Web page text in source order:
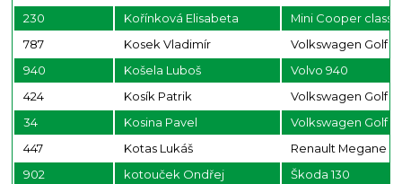
230
Kořínková Elisabeta
Mini Cooper classic
787
Kosek Vladimír
Volkswagen Golf 4
940
Košela Luboš
Volvo 940
424
Kosík Patrik
Volkswagen Golf
34
Kosina Pavel
Volkswagen Golf 4
447
Kotas Lukáš
Renault Megane
902
kotouček Ondřej
Škoda 130